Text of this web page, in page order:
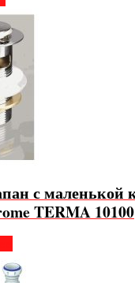
с маленькой
TERMA 10100